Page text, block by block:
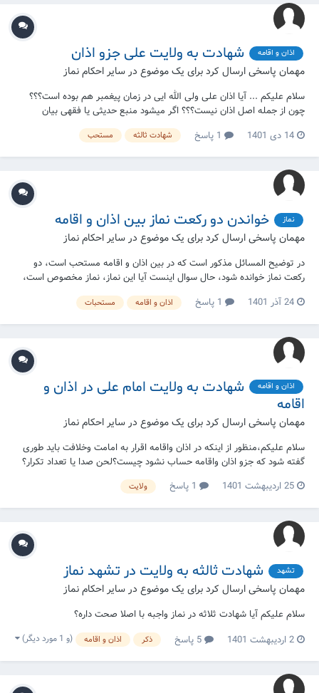
اذان و اقامه شهادت به ولایت علی جزو اذان
مهمان پاسخی ارسال کرد برای یک موضوع در سایر احکام نماز
سلام علیکم ‌... آیا اذان علی ولی الله ایی در زمان پیغمبر هم بوده است؟؟؟
چون از جمله اصل اذان نیست؟؟؟ اگر میشود منبع حدیثی یا فقهی بیان
14 دی 1401 شهادت ثالثه مستحب
نماز خواندن دو رکعت نماز بین اذان و اقامه
مهمان پاسخی ارسال کرد برای یک موضوع در سایر احکام نماز
در توضیح المسائل مذکور است که در بین اذان و اقامه مستحب است، دو
رکعت نماز خوانده شود، حال سوال اینست آیا این نماز، نماز مخصوص است،
که اختصاص به این مورد دارد و یا خیر؟ بلکه می‌شود با هر نمازی که باشد،
امتثال صورت می‌گیرد، مثلا کسی می‌خواهد نافله نماز صبح را بخواند، اول
اذان را می‌گوید و بین اذان و ا...
24 آذر 1401 اذان و اقامه مستحبات
اذان و اقامه
شهادت به ولایت امام علی در اذان و
اقامه
مهمان پاسخی ارسال کرد برای یک موضوع در سایر احکام نماز
سلام علیکم،منظور از اینکه در اذان واقامه اقرار به امامت وخلافت باید طوری
گفته شود که جزو اذان واقامه حساب نشود چیست؟لحن صدا یا تعداد تکرار؟
25 اردیبهشت 1401 ولایت
تشهد شهادت ثالثه به ولایت در تشهد نماز
مهمان پاسخی ارسال کرد برای یک موضوع در سایر احکام نماز
سلام علیکم آیا شهادت ثلاثه در نماز واجبه با اصلا صحت داره؟
2 اردیبهشت 1401
ذکر اذان و اقامه (و 1 مورد دیگر)